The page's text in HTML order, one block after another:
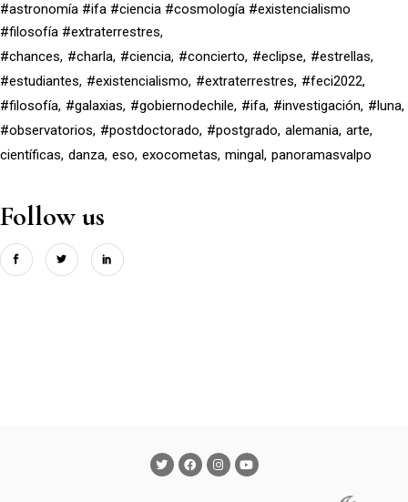
#astronomía #ifa #ciencia #cosmología #existencialismo
#filosofía #extraterrestres
#chances #charla #ciencia #concierto #eclipse #estrellas
#estudiantes #existencialismo #extraterrestres #feci2022
#filosofía #galaxias #gobiernodechile #ifa #investigación #luna
#observatorios #postdoctorado #postgrado alemania arte
científicas danza eso exocometas mingal panoramasvalpo
Follow us